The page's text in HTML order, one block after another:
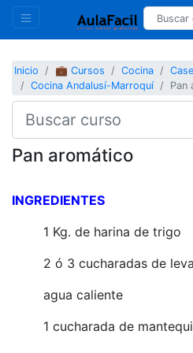
Inicio 💼 Cursos Cocina
Cocina Andalusí-Marroquí
Pan
Pan aromático
INGREDIENTES
1 Kg. de harina de trigo
2 ó 3 cucharadas de
agua caliente
1 cucharada de